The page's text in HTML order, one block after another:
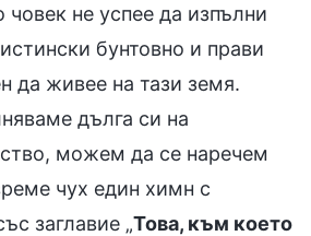
човек не успее да изпълни
бунтовно и прави
да живее на тази земя.
дълга си на
можем да се наречем
чух един химн с
заглавие „Това, към което